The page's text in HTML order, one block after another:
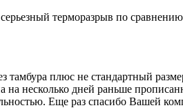
терморазрыв по
тамбура плюс не стандартный
несколько дней раньше
Еще раз спасибо Вашей